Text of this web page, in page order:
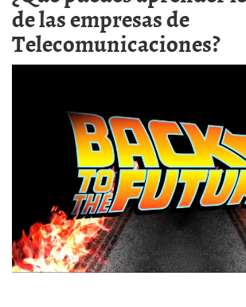
de las empresas de
Telecomunicaciones?